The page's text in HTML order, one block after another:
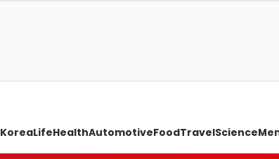
KoreaLifeHealthAutomotiveFoodTravelScience